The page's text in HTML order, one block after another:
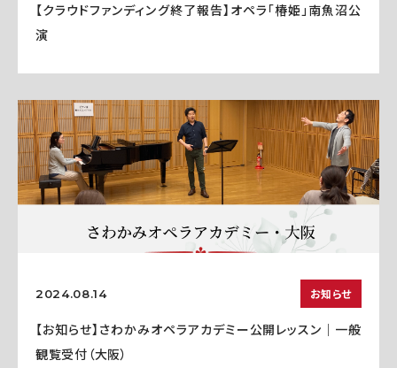
【クラウドファンディング終了報告】オペラ「椿姫」南魚沼公
演
2024.08.14 お知らせ
【お知らせ】さわかみオペラアカデミー公開レッスン｜一般
観覧受付（大阪）